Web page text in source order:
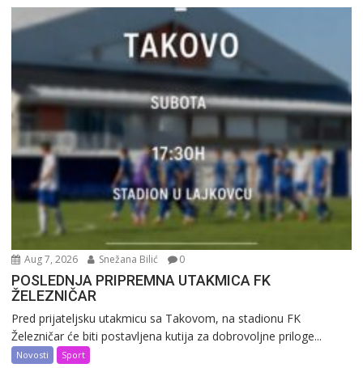
Aug 7, 2026 Snežana Bilić 0
POSLEDNJA PRIPREMNA UTAKMICA FK
ŽELEZNIČAR
Pred prijateljsku utakmicu sa Takovom, na stadionu FK
Železničar će biti postavljena kutija za dobrovoljne priloge...
Novosti Sport